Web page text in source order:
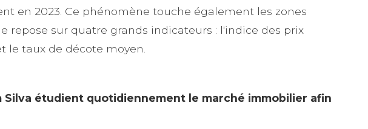
en 2023. Ce phénomène touche également les zones
repose sur quatre grands indicateurs : l'indice des prix
taux de décote moyen.
étudient quotidiennement le marché immobilier afin